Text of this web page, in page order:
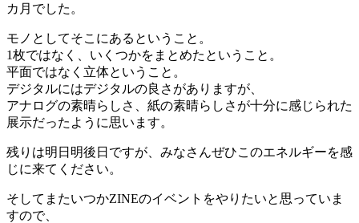
カ月でした。
モノとしてそこにあるということ。
1枚ではなく、いくつかをまとめたということ。
平面ではなく立体ということ。
デジタルにはデジタルの良さがありますが、
アナログの素晴らしさ、紙の素晴らしさが十分に感じられた
展示だったように思います。
残りは明日明後日ですが、みなさんぜひこのエネルギーを感
じに来てください。
そしてまたいつかZINEのイベントをやりたいと思っていま
すので、